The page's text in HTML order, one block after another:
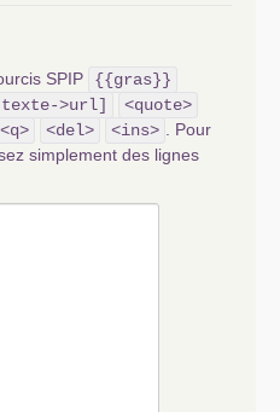
SPIP
{{gras}}
>url]
<quote>
<q> <del> <ins>
. Pour
simplement des lignes